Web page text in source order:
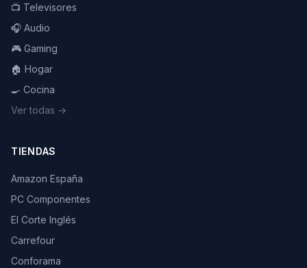
📺 Televisores
🎧 Audio
🎮 Gaming
🏠 Hogar
🍳 Cocina
Ver todas →
TIENDAS
Amazon España
PC Componentes
El Corte Inglés
Carrefour
Conforama